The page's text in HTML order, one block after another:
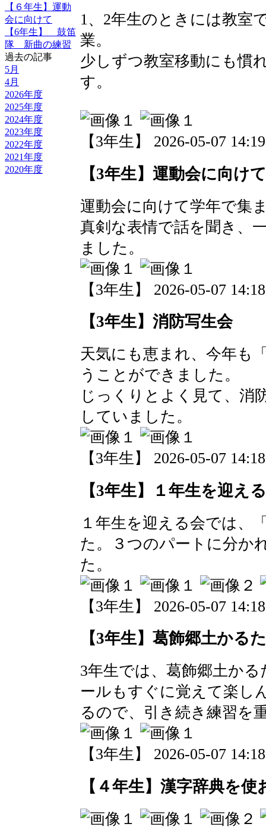
【６年生】運動
会に向けて
【6年生】 鼓笛
隊 新曲の練習
過去の記事
5月
4月
2026年度
2025年度
2024年度
2023年度
2022年度
2021年度
2020年度
1、2年生のときには教室
業。
少しずつ教室移動にも慣
す。
【3年生】 2026-05-07
【3年生】運動会に向けて
運動会に向けて学年で集
真剣な表情で話を聞き、
ました。
【3年生】 2026-05-07
【3年生】消防写生会
天気にも恵まれ、今年も
うことができました。
じっくりとよく見て、消
していました。
【3年生】 2026-05-07
【3年生】１年生を迎え
１年生を迎える会では、
た。３つのパートに分か
た。
【3年生】 2026-05-07
【3年生】葛飾郷土かるた
3年生では、葛飾郷土か
ールもすぐに覚えて楽し
るので、引き続き練習を
【3年生】 2026-05-07
【４年生】漢字辞典を使